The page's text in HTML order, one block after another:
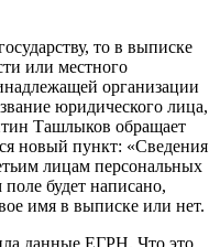
то в выписке
или местного
организации
юридического лица,
Ташлыков обращает
новый пункт: «Сведения
лицам персональных
будет написано,
имя в выписке или нет.
данные ЕГРН. Что это